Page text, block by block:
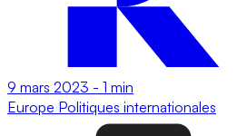
9 mars 2023 - 1 min
Europe Politiques internationales